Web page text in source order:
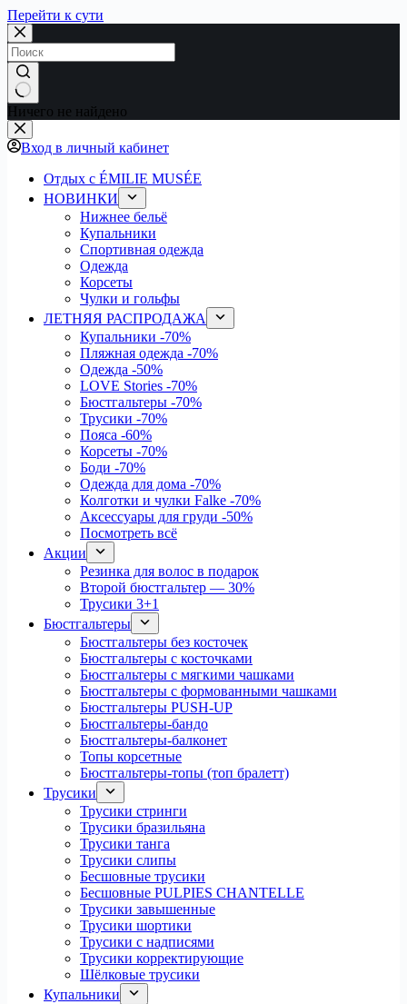
Перейти к сути
Ничего не найдено
Вход в личный кабинет
Отдых с ÉMILIE MUSÉE
НОВИНКИ
Нижнее бельё
Купальники
Спортивная одежда
Одежда
Корсеты
Чулки и гольфы
ЛЕТНЯЯ РАСПРОДАЖА
Купальники -70%
Пляжная одежда -70%
Одежда -50%
LOVE Stories -70%
Бюстгальтеры -70%
Трусики -70%
Пояса -60%
Корсеты -70%
Боди -70%
Одежда для дома -70%
Колготки и чулки Falke -70%
Аксессуары для груди -50%
Посмотреть всё
Акции
Резинка для волос в подарок
Второй бюстгальтер — 30%
Трусики 3+1
Бюстгальтеры
Бюстгальтеры без косточек
Бюстгальтеры с косточками
Бюстгальтеры с мягкими чашками
Бюстгальтеры с формованными чашками
Бюстгальтеры PUSH-UP
Бюстгальтеры-бандо
Бюстгальтеры-балконет
Топы корсетные
Бюстгальтеры-топы (топ бралетт)
Трусики
Трусики стринги
Трусики бразильяна
Трусики танга
Трусики слипы
Бесшовные трусики
Бесшовные PULPIES CHANTELLE
Трусики завышенные
Трусики шортики
Трусики с надписями
Трусики корректирующие
Шёлковые трусики
Купальники